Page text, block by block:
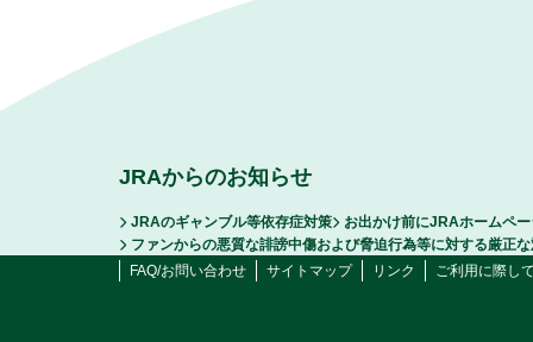
JRAからのお知らせ
JRAのギャンブル等依存症対策
お出かけ前にJRAホームペ
ファンからの悪質な誹謗中傷および脅迫行為等に対する厳正
FAQ/お問い合わせ
サイトマップ リンク ご利用に際し